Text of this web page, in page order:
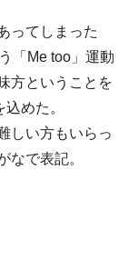
ってしまった
「Me too」運動
方ということを
めた。
しい方もいらっ
なで表記。